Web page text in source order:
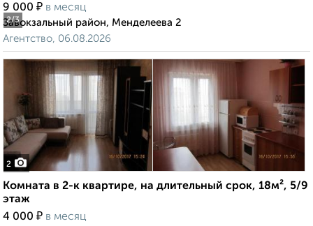
2/3
9 000 ₽ в месяц
Завокзальный район, Менделеева 2
Агентство, 06.08.2026
2
Комната в 2-к квартире, на длительный срок, 18м², 5/9
этаж
4 000 ₽ в месяц